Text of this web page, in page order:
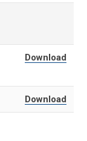
Download
Download